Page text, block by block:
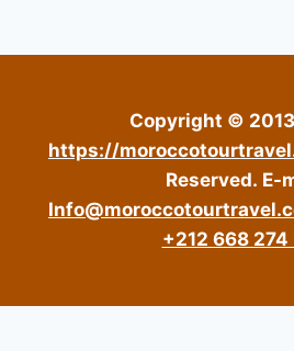
Copyright ©
https://
Reserved. E-
+212 668 274